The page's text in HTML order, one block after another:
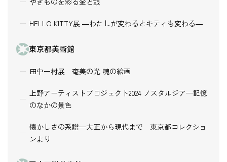
HELLO KITTY展 ―わたしが変わるとキティも変わる―
東京都美術館
田中一村展 奄美の光 魂の絵画
上野アーティストプロジェクト2024 ノスタルジア─記憶
のなかの景色
懐かしさの系譜─大正から現代まで 東京都コレクショ
ンより